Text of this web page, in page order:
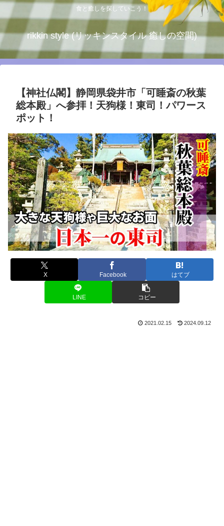
食と癒しを探していこう！
rikkin style (リッキンスタイル 癒しの空間)
【神社仏閣】静岡県袋井市「可睡斎の秋葉
総本殿」へ参拝！天狗様！東司！パワース
ポット！
X Facebook はてブ
LINE コピー
2021.02.15 2024.09.12